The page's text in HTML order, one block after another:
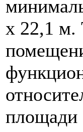
x 22,1 м.
площади